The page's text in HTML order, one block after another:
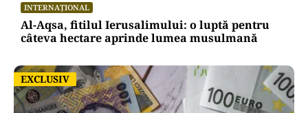
INTERNAȚIONAL
Al-Aqsa, fitilul Ierusalimului: o luptă pentru
câteva hectare aprinde lumea musulmană
EXCLUSIV
EXCLUSIV